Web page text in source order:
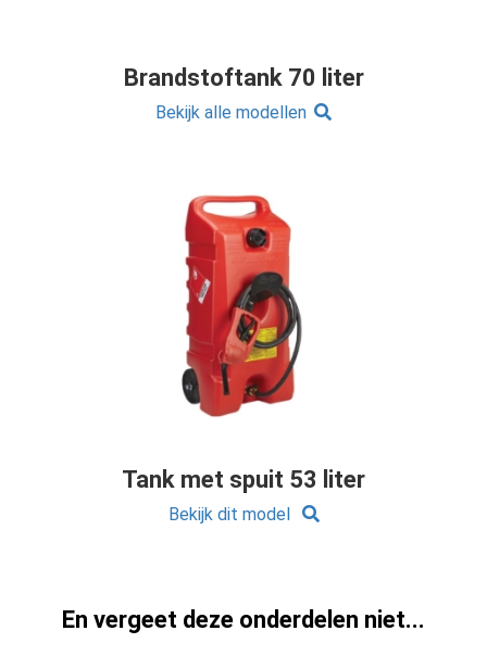
Brandstoftank 70 liter
Bekijk alle modellen
Tank met spuit 53 liter
Bekijk dit model
En vergeet deze onderdelen niet...